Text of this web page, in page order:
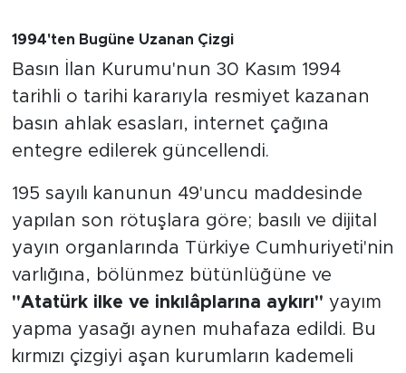
1994'ten Bugüne Uzanan Çizgi
Basın İlan Kurumu'nun 30 Kasım 1994
tarihli o tarihi kararıyla resmiyet kazanan
basın ahlak esasları, internet çağına
entegre edilerek güncellendi.
195 sayılı kanunun 49'uncu maddesinde
yapılan son rötuşlara göre; basılı ve dijital
yayın organlarında Türkiye Cumhuriyeti'nin
varlığına, bölünmez bütünlüğüne ve
"Atatürk ilke ve inkılâplarına aykırı" yayım
yapma yasağı aynen muhafaza edildi. Bu
kırmızı çizgiyi aşan kurumların kademeli